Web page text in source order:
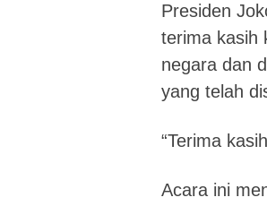
Presiden
terima kasih
negara dan
yang telah
“Terima
Acara ini